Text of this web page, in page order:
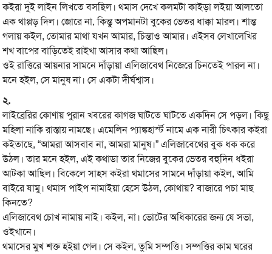
কইরা দুই লাইন লিখতে বসছিল। থমাস দেখে কলমটা কাইড়া লইয়া আলতো
এক থাপ্পড় দিল। জোরে না, কিন্তু অপমানটা বুকের ভেতর ধাক্কা মারল। শান্ত
গলায় কইল, তোমার মাথা যখন আমার, চিন্তাও আমার। এইসব লেখালেখির
শখ বাপের বাড়িতেই রাইখা আসার কথা আছিল।
ওই রাত্তিরে আয়নার সামনে দাঁড়ায়া এলিজাবেথ নিজেরে চিনতেই পারল না।
মনে হইল, সে মানুষ না। সে একটা দীর্ঘশ্বাস।
২.
লাইব্রেরির কোণায় পুরান খবরের কাগজ ঘাটতে ঘাটতে একদিন সে পড়ল। কিছু
মহিলা নাকি রাস্তায় নামছে। এমেলিন প্যাঙ্কহার্স্ট নামে এক নারী চিৎকার কইরা
কইতাছে, “আমরা আসবাব না, আমরা মানুষ।” এলিজাবেথের বুক ধক করে
উঠল। তার মনে হইল, এই কথাডা তার নিজের বুকের ভেতর বহুদিন ধইরা
আটকা আছিল। বিকেলে সাহস কইরা থমাসের সামনে দাঁড়ায়া কইল, আমি
বাইরে যামু। থমাস পাইপ নামাইয়া হেসে উঠল, কোথায়? বাজারে পচা মাছ
কিনতে?
এলিজাবেথ চোখ নামায় নাই। কইল, না। ভোটের অধিকারের জন্য যে সভা,
ওইখানে।
থমাসের মুখ শক্ত হইয়া গেল। সে কইল, তুমি সম্পত্তি। সম্পত্তির কাম ঘরের